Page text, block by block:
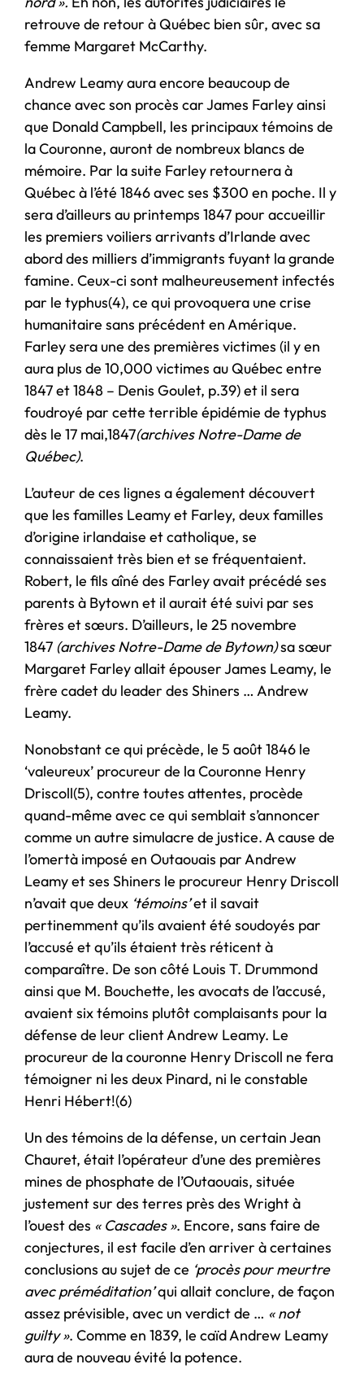
retrouve de retour à Québec bien sûr, avec sa
femme Margaret McCarthy.
Andrew Leamy aura encore beaucoup de
chance avec son procès car James Farley ainsi
que Donald Campbell, les principaux témoins de
la Couronne, auront de nombreux blancs de
mémoire. Par la suite Farley retournera à
Québec à l’été 1846 avec ses $300 en poche. Il y
sera d’ailleurs au printemps 1847 pour accueillir
les premiers voiliers arrivants d’Irlande avec
abord des milliers d’immigrants fuyant la grande
famine. Ceux-ci sont malheureusement infectés
par le typhus(4), ce qui provoquera une crise
humanitaire sans précédent en Amérique.
Farley sera une des premières victimes (il y en
aura plus de 10,000 victimes au Québec entre
1847 et 1848 – Denis Goulet, p.39) et il sera
foudroyé par cette terrible épidémie de typhus
dès le 17 mai,1847(archives Notre-Dame de
Québec).
L’auteur de ces lignes a également découvert
que les familles Leamy et Farley, deux familles
d’origine irlandaise et catholique, se
connaissaient très bien et se fréquentaient.
Robert, le fils aîné des Farley avait précédé ses
parents à Bytown et il aurait été suivi par ses
frères et sœurs. D’ailleurs, le 25 novembre
1847 (archives Notre-Dame de Bytown)sa sœur
Margaret Farley allait épouser James Leamy, le
frère cadet du leader des Shiners … Andrew
Leamy.
Nonobstant ce qui précède, le 5 août 1846 le
‘valeureux’ procureur de la Couronne Henry
Driscoll(5), contre toutes attentes, procède
quand-même avec ce qui semblait s’annoncer
comme un autre simulacre de justice. A cause de
l’omertà imposé en Outaouais par Andrew
Leamy et ses Shiners le procureur Henry Driscoll
n’avait que deux ‘témoins’et il savait
pertinemment qu’ils avaient été soudoyés par
l’accusé et qu’ils étaient très réticent à
comparaître. De son côté Louis T. Drummond
ainsi que M. Bouchette, les avocats de l’accusé,
avaient six témoins plutôt complaisants pour la
défense de leur client Andrew Leamy. Le
procureur de la couronne Henry Driscoll ne fera
témoigner ni les deux Pinard, ni le constable
Henri Hébert!(6)
Un des témoins de la défense, un certain Jean
Chauret, était l’opérateur d’une des premières
mines de phosphate de l’Outaouais, située
justement sur des terres près des Wright à
l’ouest des « Cascades ». Encore, sans faire de
conjectures, il est facile d’en arriver à certaines
conclusions au sujet de ce ‘procès pour meurtre
avec préméditation’qui allait conclure, de façon
assez prévisible, avec un verdict de … « not
guilty ». Comme en 1839, le caïd Andrew Leamy
aura de nouveau évité la potence.